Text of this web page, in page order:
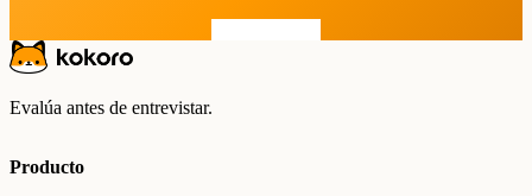
Evalúa antes de entrevistar.
Producto